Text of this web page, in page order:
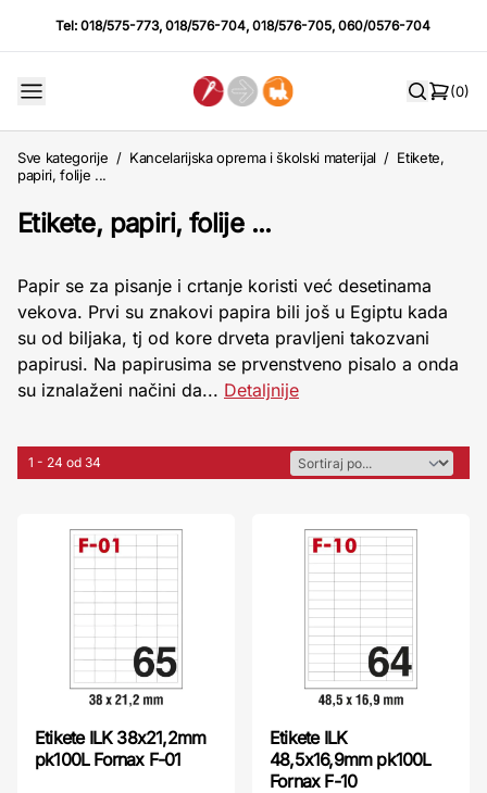
Tel:018/575-773,018/576-704,018/576-705,060/0576-704
(0)
Sve kategorije / Kancelarijska oprema i školski materijal / Etikete,
papiri, folije ...
Etikete, papiri, folije ...
Papir se za pisanje i crtanje koristi već desetinama
vekova. Prvi su znakovi papira bili još u Egiptu kada
su od biljaka, tj od kore drveta pravljeni takozvani
papirusi. Na papirusima se prvenstveno pisalo a onda
su iznalaženi načini da... Detaljnije
1 - 24 od 34
Etikete ILK 38x21,2mm
pk100L Fornax F-01
Etikete ILK
48,5x16,9mm pk100L
Fornax F-10